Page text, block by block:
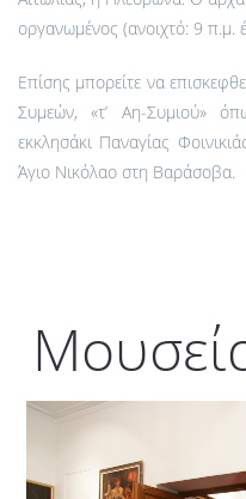
οργανωμένος (ανοιχτό: 9 π.μ.
Επίσης μπορείτε να
Συμεών, «τ’ Αη-Συμιού»
εκκλησάκι Παναγίας
Άγιο Νικόλαο στη Βαράσοβα.